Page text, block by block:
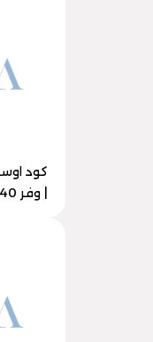
| وفر 40% على أول طلب